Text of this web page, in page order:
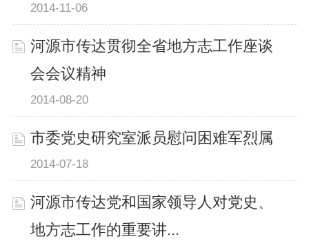
2014-11-06
河源市传达贯彻全省地方志工作座谈
会会议精神
2014-08-20
市委党史研究室派员慰问困难军烈属
2014-07-18
河源市传达党和国家领导人对党史、
地方志工作的重要讲...